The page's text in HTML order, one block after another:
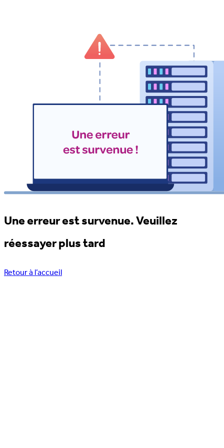
Une erreur est survenue. Veuillez
réessayer plus tard
Retour à l’accueil